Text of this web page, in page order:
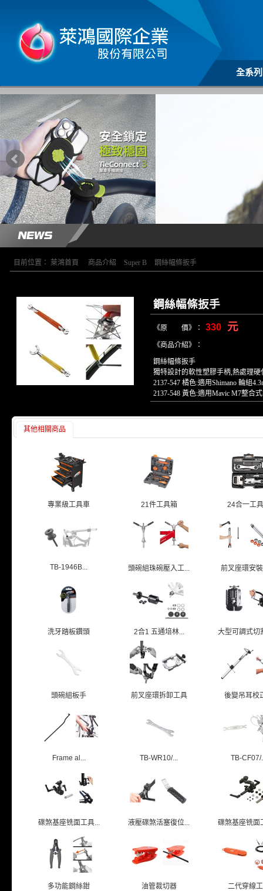
全系
目前位置： 萊鴻首頁 商品介紹 Super B 鋼絲幅條扳手
鋼絲幅條扳手
《原 價》： 330 元
《商品介紹》：
鋼絲幅條扳手
獨特設計的軟性塑膠手柄,熱處理
2137-547 橘色:適用Shimano 輪組
2137-548 黃色:適用Mavic M7整合
其他相關商品
專業級工具車 21件工具箱 24合一工
TB-1946B... 頭碗組珠碗壓入工... 前叉座環安
洗牙踏板鑽頭 2合1 五通培林... 大型可調式切
頭碗組板手 前叉座環拆卸工具 後變吊耳校
Frame al... TB-WR10/... TB-CF07/
碟煞基座铣面工具... 液壓碟煞活塞復位... 碟煞基座铣面
多功能鋼絲鉗 油管裁切器 二代穿線